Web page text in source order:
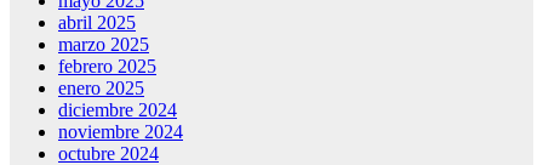
abril 2025
marzo 2025
febrero 2025
enero 2025
diciembre 2024
noviembre 2024
octubre 2024